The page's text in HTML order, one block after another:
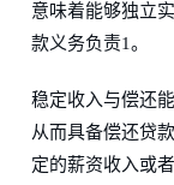
意味着能够独立
款义务负责1。
稳定收入与偿还
从而具备偿还贷
定的薪资收入或